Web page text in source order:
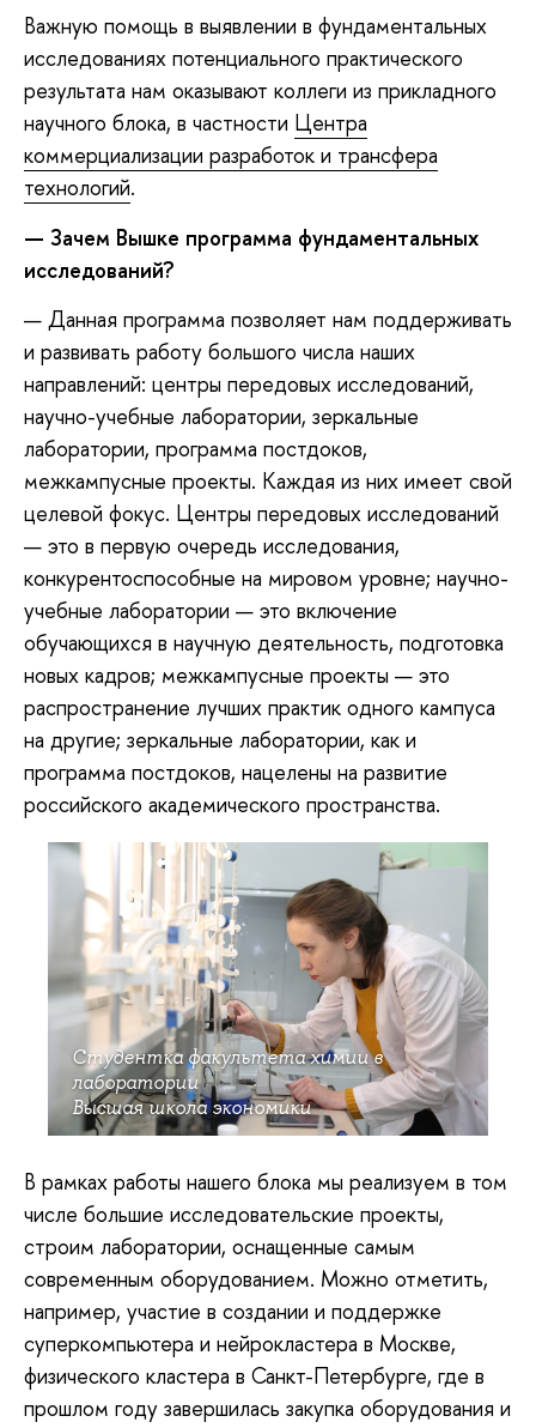
Важную помощь в выявлении в фундаментальных
исследованиях потенциального практического
результата нам оказывают коллеги из прикладного
научного блока, в частности Центра
коммерциализации разработок и трансфера
технологий.
— Зачем Вышке программа фундаментальных
исследований?
— Данная программа позволяет нам поддерживать
и развивать работу большого числа наших
направлений: центры передовых исследований,
научно-учебные лаборатории, зеркальные
лаборатории, программа постдоков,
межкампусные проекты. Каждая из них имеет свой
целевой фокус. Центры передовых исследований
— это в первую очередь исследования,
конкурентоспособные на мировом уровне; научно-
учебные лаборатории — это включение
обучающихся в научную деятельность, подготовка
новых кадров; межкампусные проекты — это
распространение лучших практик одного кампуса
на другие; зеркальные лаборатории, как и
программа постдоков, нацелены на развитие
российского академического пространства.
Студентка факультета химии в
лаборатории
Высшая школа экономики
В рамках работы нашего блока мы реализуем в том
числе большие исследовательские проекты,
строим лаборатории, оснащенные самым
современным оборудованием. Можно отметить,
например, участие в создании и поддержке
суперкомпьютера и нейрокластера в Москве,
физического кластера в Санкт-Петербурге, где в
прошлом году завершилась закупка оборудования и